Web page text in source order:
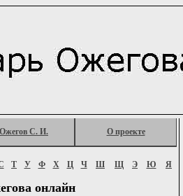
Ожегов С. И. О проекте
Т У Ф Х Ц Ч Ш Щ Э Ю Я
онлайн